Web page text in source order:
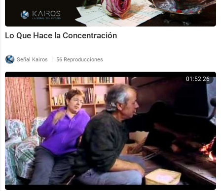
Lo Que Hace la Concentración
Señal Kairos | 56 Reproducciones
01:52:26